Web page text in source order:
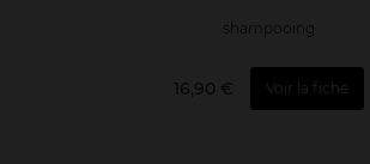
shampooing
16,90 € Voir la fiche